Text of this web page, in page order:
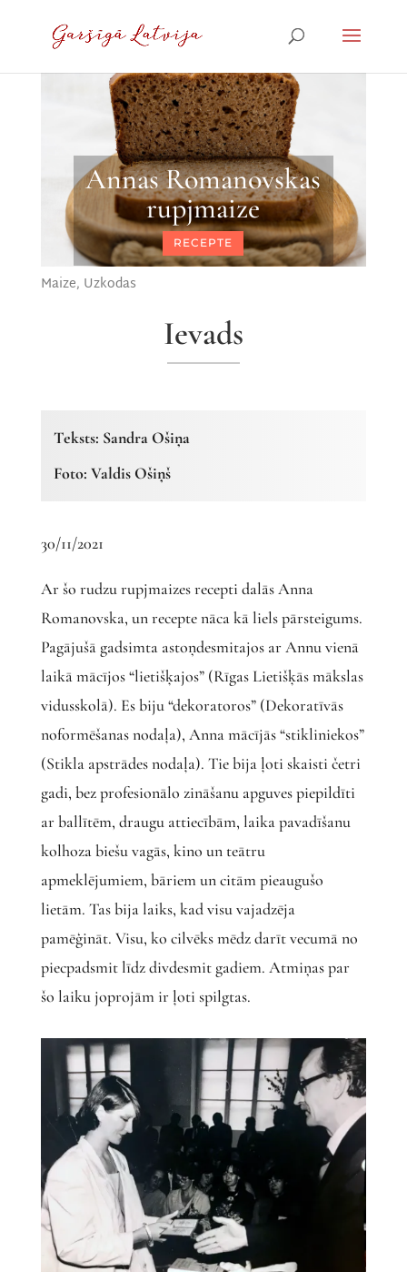
Annas Romanovskas
rupjmaize
RECEPTE
Maize, Uzkodas
Ievads
Teksts: Sandra Ošiņa
Foto: Valdis Ošiņš
30/11/2021
Ar šo rudzu rupjmaizes recepti dalās Anna
Romanovska, un recepte nāca kā liels pārsteigums.
Pagājušā gadsimta astoņdesmitajos ar Annu vienā
laikā mācījos “lietišķajos” (Rīgas Lietišķās mākslas
vidusskolā). Es biju “dekoratoros” (Dekoratīvās
noformēšanas nodaļa), Anna mācījās “stikliniekos”
(Stikla apstrādes nodaļa). Tie bija ļoti skaisti četri
gadi, bez profesionālo zināšanu apguves piepildīti
ar ballītēm, draugu attiecībām, laika pavadīšanu
kolhoza biešu vagās, kino un teātru
apmeklējumiem, bāriem un citām pieaugušo
lietām. Tas bija laiks, kad visu vajadzēja
pamēģināt. Visu, ko cilvēks mēdz darīt vecumā no
piecpadsmit līdz divdesmit gadiem. Atmiņas par
šo laiku joprojām ir ļoti spilgtas.